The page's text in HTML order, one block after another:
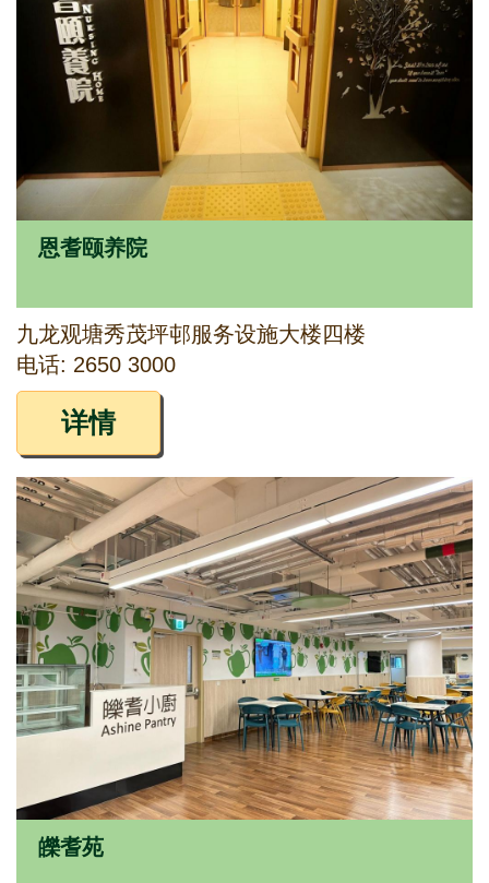
恩耆颐养院
九龙观塘秀茂坪邨服务设施大楼四楼
电话: 2650 3000
详情
皪耆苑